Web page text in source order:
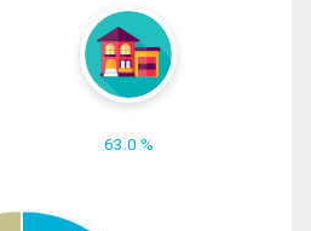
63.0 %